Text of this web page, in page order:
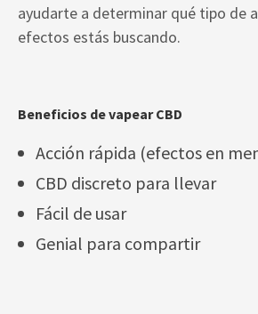
ayudarte a determinar qué tipo de
efectos estás buscando.
Beneficios de vapear CBD
Acción rápida (efectos en
CBD discreto para llevar
Fácil de usar
Genial para compartir